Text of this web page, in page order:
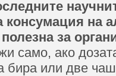
консумация на
за
само, ако
бира или две